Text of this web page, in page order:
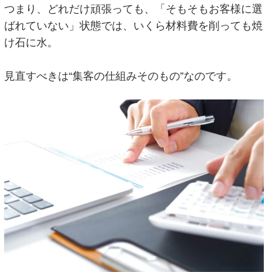
つまり、どれだけ頑張っても、「そもそもお客様に選
ばれていない」状態では、いくら材料費を削っても焼
け石に水。
見直すべきは“集客の仕組みそのもの”なのです。